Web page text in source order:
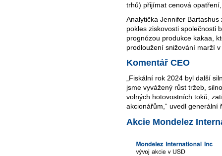
trhů) přijímat cenová
Analytička Jennifer
pokles ziskovosti společnosti
prognózou produkce kakaa,
prodloužení snižování marží
Komentář CEO
„Fiskální rok 2024 byl další
jsme vyvážený růst tržeb,
volných hotovostních toků,
akcionářům,“ uvedl generální
Akcie Mondelez